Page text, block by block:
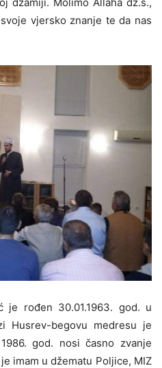
vjersko znanje te da nas
je rođen 30.01.1963. god. u
Husrev-begovu medresu je
god. nosi časno zvanje
je imam u džematu Poljice, MIZ